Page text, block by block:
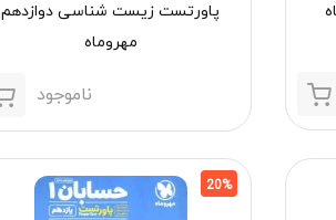
پاورتست زیست شناسی دوازدهم
مهروماه
ناموجود
20%